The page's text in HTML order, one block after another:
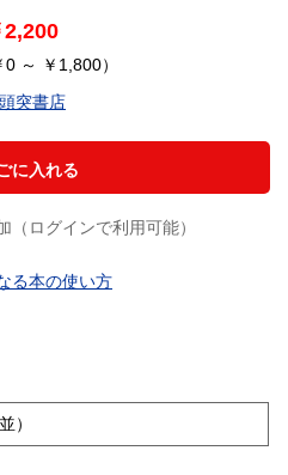
2,200
0 ～ ￥1,800）
頭突書店
に入れる
（ログインで利用可能）
る本の使い方
）